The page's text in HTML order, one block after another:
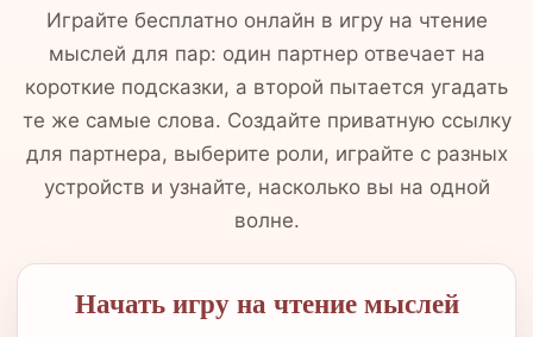
Играйте бесплатно онлайн в игру на чтение
мыслей для пар: один партнер отвечает на
короткие подсказки, а второй пытается угадать
те же самые слова. Создайте приватную ссылку
для партнера, выберите роли, играйте с разных
устройств и узнайте, насколько вы на одной
волне.
Начать игру на чтение мыслей